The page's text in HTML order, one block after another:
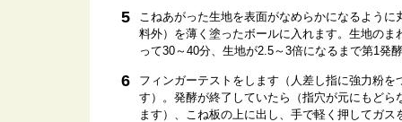
5
こねあがった生地を表面がなめらかになるように
料外）を薄く塗ったボールに入れます。生地のま
って30～40分、生地が2.5～3倍になるまで第1発
6
フィンガーテストをします（人差し指に強力粉を
す）。発酵が終了していたら（指穴が元にもどら
ます）、こね板の上に出し、手で軽く押してガス